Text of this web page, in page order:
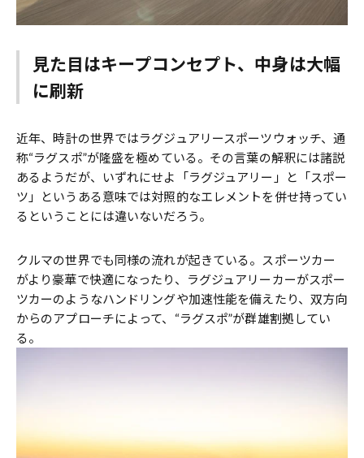
見た目はキープコンセプト、中身は大幅
に刷新
近年、時計の世界ではラグジュアリースポーツウォッチ、通
称“ラグスポ”が隆盛を極めている。その言葉の解釈には諸説
あるようだが、いずれにせよ「ラグジュアリー」と「スポー
ツ」というある意味では対照的なエレメントを併せ持ってい
るということには違いないだろう。
クルマの世界でも同様の流れが起きている。スポーツカー
がより豪華で快適になったり、ラグジュアリーカーがスポー
ツカーのようなハンドリングや加速性能を備えたり、双方向
からのアプローチによって、“ラグスポ”が群雄割拠してい
る。